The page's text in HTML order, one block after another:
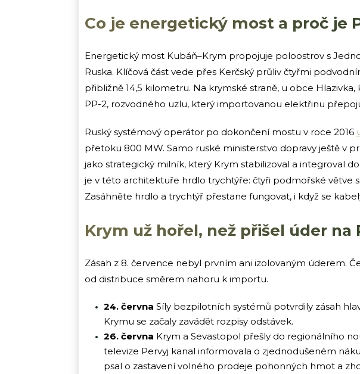
Co je energetický most a proč je
Energetický most Kubáň–Krym propojuje poloostrov s
Ruska. Klíčová část vede přes Kerčský průliv čtyřmi
přibližně 14,5 kilometru. Na krymské straně, u obce
PP-2, rozvodného uzlu, který importovanou elektřinu
Ruský systémový operátor po dokončení mostu v roce 2016
přetoku 800 MW. Samo ruské ministerstvo dopravy ještě v
jako strategický milník, který Krym stabilizoval a integroval
je v této architektuře hrdlo trychtýře: čtyři podmořské větve
Zasáhněte hrdlo a trychtýř přestane fungovat, i když se
Krym už hořel, než přišel úder na
Zásah z 8. července nebyl prvním ani izolovaným úderem.
od distribuce směrem nahoru k importu.
24. června Síly bezpilotních systémů potvrdily zásah
Krymu se začaly zavádět rozpisy odstávek.
26. června Krym a Sevastopol přešly do regionálního
televize Pervyj kanal informovala o zjednodušeném
psal o zastavení volného prodeje pohonných hmot a